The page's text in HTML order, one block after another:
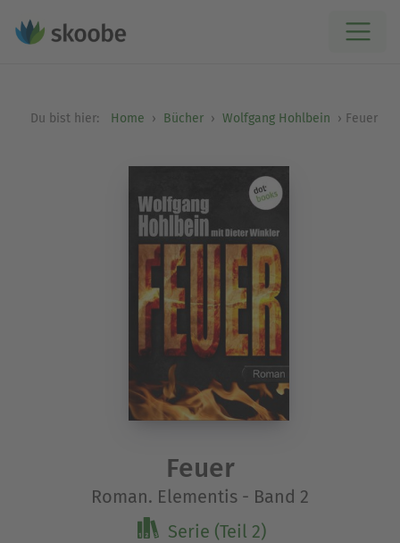
Du bist hier: Home Bücher Wolfgang Hohlbein Feuer
Feuer
Roman. Elementis - Band 2
Serie (Teil 2)